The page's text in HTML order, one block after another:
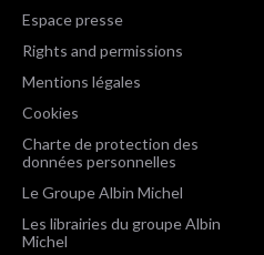
Espace presse
Rights and permissions
Mentions légales
Cookies
Charte de protection des
données personnelles
Le Groupe Albin Michel
Les librairies du groupe Albin
Michel